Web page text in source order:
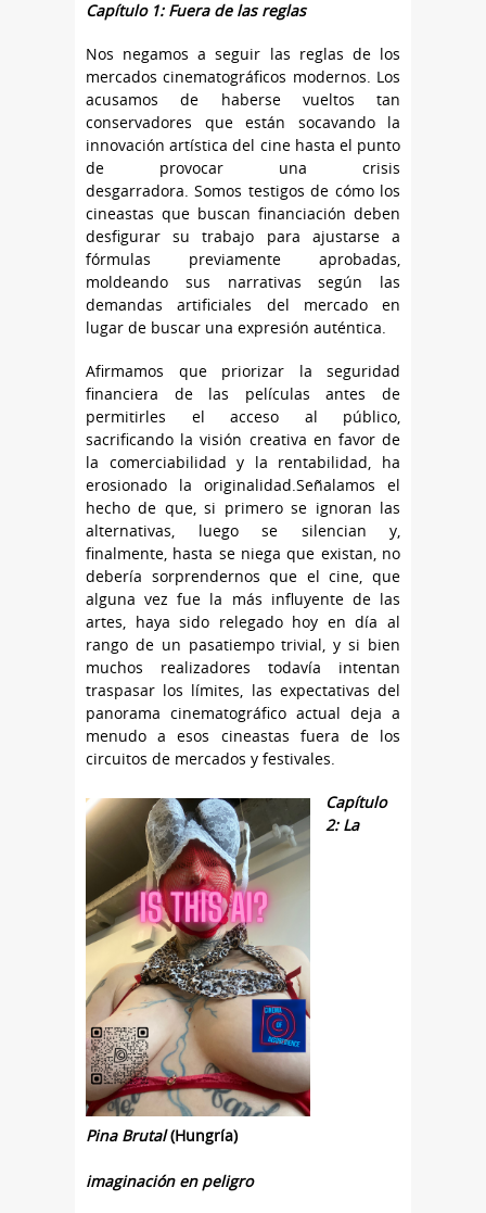
Capítulo 1: Fuera de las reglas
Nos negamos a seguir las reglas de los
mercados cinematográficos modernos. Los
acusamos de haberse vueltos tan
conservadores que están socavando la
innovación artística del cine hasta el punto
de provocar una crisis
desgarradora. Somos testigos de cómo los
cineastas que buscan financiación deben
desfigurar su trabajo para ajustarse a
fórmulas previamente aprobadas,
moldeando sus narrativas según las
demandas artificiales del mercado en
lugar de buscar una expresión auténtica.
Afirmamos que priorizar la seguridad
financiera de las películas antes de
permitirles el acceso al público,
sacrificando la visión creativa en favor de
la comerciabilidad y la rentabilidad, ha
erosionado la originalidad.Señalamos el
hecho de que, si primero se ignoran las
alternativas, luego se silencian y,
finalmente, hasta se niega que existan, no
debería sorprendernos que el cine, que
alguna vez fue la más influyente de las
artes, haya sido relegado hoy en día al
rango de un pasatiempo trivial, y si bien
muchos realizadores todavía intentan
traspasar los límites, las expectativas del
panorama cinematográfico actual deja a
menudo a esos cineastas fuera de los
circuitos de mercados y festivales.
Pina Brutal (Hungría)
Capítulo
2: La
imaginación en peligro